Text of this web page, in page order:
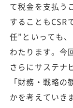
て税金を支払う
することもCSR
任”といっても
わたります。今
さらにサステナ
「財務・戦略
かを考えていき